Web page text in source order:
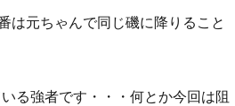
は元ちゃんで同じ磯に降りること
る強者です・・・何とか今回は阻